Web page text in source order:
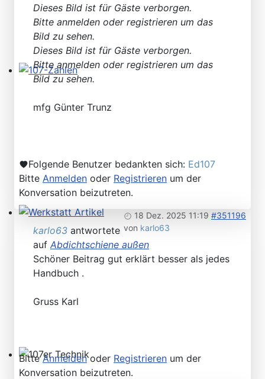
107-Zahlen
Werkstatt Artikel
107er Technik
Dieses Bild ist für Gäste verborgen.
Bitte anmelden oder registrieren um das
Bild zu sehen.
Dieses Bild ist für Gäste verborgen.
Bitte anmelden oder registrieren um das
Bild zu sehen.
mfg Günter Trunz
Folgende Benutzer bedankten sich: Ed107
Bitte Anmelden oder Registrieren um der
Konversation beizutreten.
18 Dez. 2025 11:19 #351196
von karlo63
karlo63 antwortete
auf Abdichtschiene außen
Schöner Beitrag gut erklärt besser als jedes
Handbuch .
Gruss Karl
BitteAnmeldenoder Registrieren um der
Konversation beizutreten.